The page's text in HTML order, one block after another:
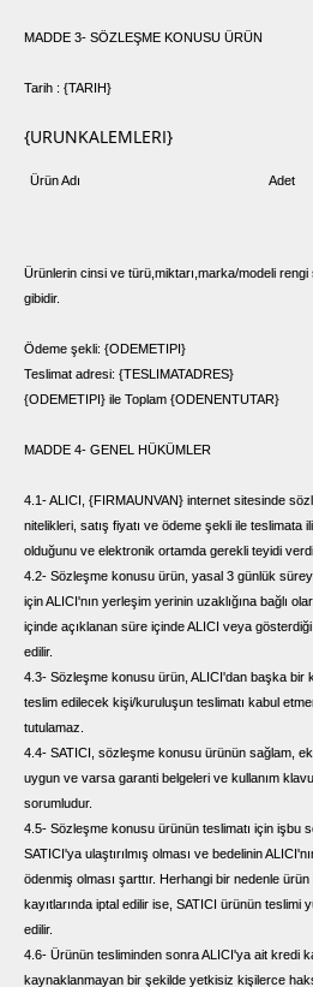
MADDE 3- SÖZLEŞME KONUSU ÜRÜN
Tarih : {TARIH}
{URUNKALEMLERI}
Ürün Adı Adet
Ürünlerin cinsi ve türü,miktarı,marka/modeli rengi
gibidir.
Ödeme şekli: {ODEMETIPI}
Teslimat adresi: {TESLIMATADRES}
{ODEMETIPI} ile Toplam {ODENENTUTAR}
MADDE 4- GENEL HÜKÜMLER
4.1- ALICI, {FIRMAUNVAN} internet sitesinde
nitelikleri, satış fiyatı ve ödeme şekli ile teslimata
olduğunu ve elektronik ortamda gerekli teyidi
4.2- Sözleşme konusu ürün, yasal 3 günlük
için ALICI'nın yerleşim yerinin uzaklığına bağlı
içinde açıklanan süre içinde ALICI veya
edilir.
4.3- Sözleşme konusu ürün, ALICI'dan başka bir
teslim edilecek kişi/kuruluşun teslimatı kabul
tutulamaz.
4.4- SATICI, sözleşme konusu ürünün sağlam,
uygun ve varsa garanti belgeleri ve kullanım
sorumludur.
4.5- Sözleşme konusu ürünün teslimatı için işbu
SATICI'ya ulaştırılmış olması ve bedelinin
ödenmiş olması şarttır. Herhangi bir nedenle
kayıtlarında iptal edilir ise, SATICI ürünün teslimi
edilir.
4.6- Ürünün tesliminden sonra ALICI'ya ait kredi
kaynaklanmayan bir şekilde yetkisiz kişilerce